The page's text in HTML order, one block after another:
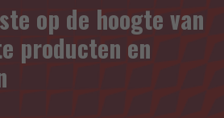
op de hoogte van
producten en